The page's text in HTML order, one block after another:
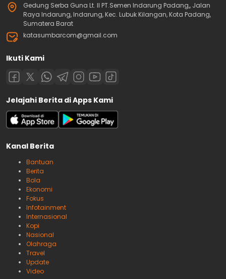
Gedung Serba Guna Lt. II PT.Semen Indarung Padang,, Jalan
Raya Indarung, Indarung, Kec. Lubuk Kilangan, Kota Padang,
Sumatera Barat
katasumbarcom@gmail.com
Ikuti Kami
Jelajahi Berita di Apps Kami
Kanal Berita
Bantuan
Berita
Bola
Ekonomi
Fokus
Infotainment
Internasional
Kopi
Nasional
Olahraga
Travel
Update
Video